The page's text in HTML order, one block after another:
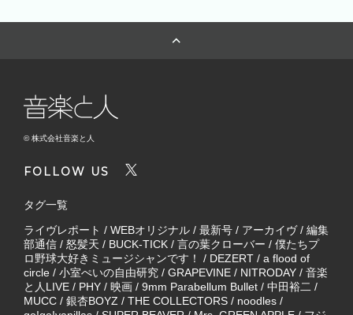
© 株式会社音楽と人
FOLLOW US
タグ一覧
ライヴレポート / WEBオリジナル / 最新号 / アーカイヴ/ 編集
部通信 / 怒髪天 / BUCK-TICK / 言の葉クローバー / 僕たちプ
ロ野球大好きミュージシャンです！
/ DEZERT / a flood of
circle / 小室ぺいの自由研究 / GRAPEVINE / NITRODAY / 音楽
と人LIVE / PHY / 映画 / 9mm Parabellum Bullet / 中田裕二 /
MUCC / 銀杏BOYZ / THE COLLECTORS / noodles /